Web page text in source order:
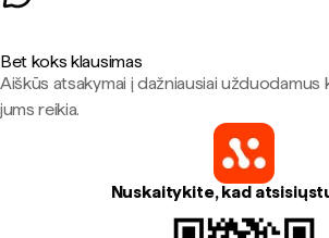
Bet koks klausimas
Aiškūs atsakymai į dažniausiai užduodamus
jums reikia.
Nuskaitykite, kad